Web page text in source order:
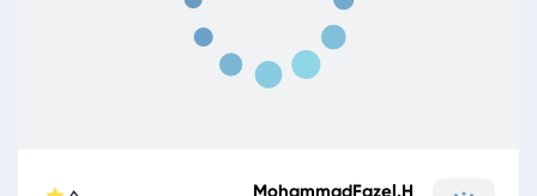
MohammadFazel.H